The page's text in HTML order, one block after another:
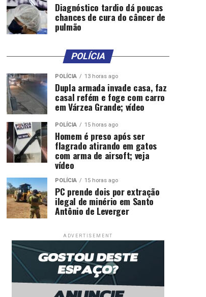
Diagnóstico tardio dá poucas
chances de cura do câncer de
pulmão
POLÍCIA
POLÍCIA 13 horas ago
Dupla armada invade casa, faz
casal refém e foge com carro
em Várzea Grande; vídeo
POLÍCIA 15 horas ago
Homem é preso após ser
flagrado atirando em gatos
com arma de airsoft; veja
vídeo
POLÍCIA 15 horas ago
PC prende dois por extração
ilegal de minério em Santo
Antônio de Leverger
ADVERTISEMENT